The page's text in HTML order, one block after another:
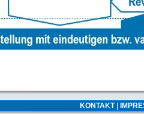
KONTAKT|